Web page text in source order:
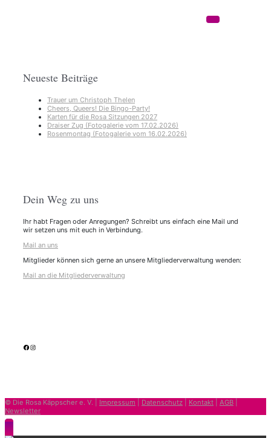
Neueste Beiträge
Trauer um Christoph Thelen
Cheers, Queers! Die Bingo-Party!
Karten für die Rosa Sitzungen 2027
Draiser Zug (Fotogalerie vom 17.02.2026)
Rosenmontag (Fotogalerie vom 16.02.2026)
Dein Weg zu uns
Ihr habt Fragen oder Anregungen? Schreibt uns einfach eine Mail und
wir setzen uns mit euch in Verbindung.
Mail an uns
Mitglieder können sich gerne an unsere Mitgliederverwaltung wenden:
Mail an die Mitgliederverwaltung
facebook
Instagram
© Die Rosa Käppscher e. V. | Impressum Datenschutz Kontakt AGB
Newsletter